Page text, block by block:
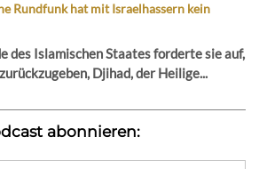
Rundfunk hat mit Israelhassern kein
des Islamischen Staates forderte sie auf,
Djihad, der Heilige...
abonnieren: